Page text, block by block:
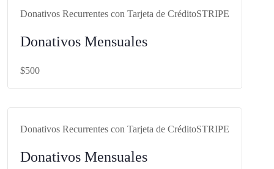
Donativos Recurrentes con Tarjeta de CréditoSTRIPE
Donativos Mensuales
$500
Donativos Recurrentes con Tarjeta de CréditoSTRIPE
Donativos Mensuales